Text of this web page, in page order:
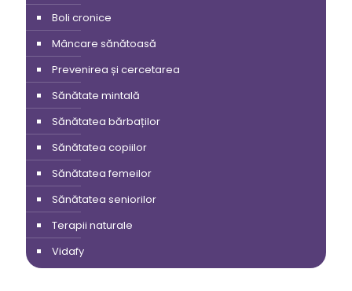
Boli cronice
Mâncare sănătoasă
Prevenirea și cercetarea
Sănătate mintală
Sănătatea bărbaților
Sănătatea copiilor
Sănătatea femeilor
Sănătatea seniorilor
Terapii naturale
Vidafy